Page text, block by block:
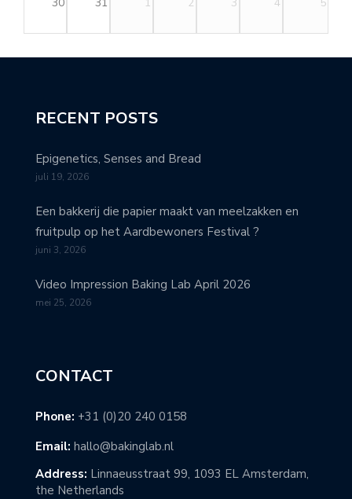
RECENT POSTS
Epigenetics, Senses and Bread
juli 19, 2026
Een bakkerij die papier maakt van meelzakken en
fruitpulp op het Aardbewoners Festival ?
juni 3, 2026
Video Impression Baking Lab April 2026
mei 25, 2026
CONTACT
Phone: +31 (0)20 240 0158
Email: hallo@bakinglab.nl
Address: Linnaeusstraat 99, 1093 EL Amsterdam,
the Netherlands